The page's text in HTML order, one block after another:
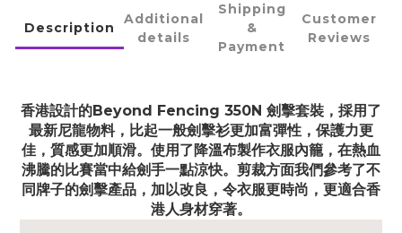
Description
Additional
details
Shipping
&
Payment
Customer
Reviews
香港設計的Beyond Fencing 350N 劍擊套裝，採用了
最新尼龍物料，比起一般劍擊衫更加富彈性，保護力更
佳，質感更加順滑。 使用了降溫布製作衣服內籠，在熱血
沸騰的比賽當中給劍手一點涼快。剪裁方面我們參考了不
同牌子的劍擊產品，加以改良，令衣服更時尚，更適合香
港人身材穿著。